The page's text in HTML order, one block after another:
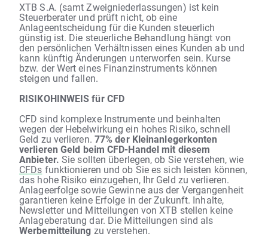
XTB S.A. (samt Zweigniederlassungen) ist kein
Steuerberater und prüft nicht, ob eine
Anlageentscheidung für die Kunden steuerlich
günstig ist. Die steuerliche Behandlung hängt von
den persönlichen Verhältnissen eines Kunden ab und
kann künftig Änderungen unterworfen sein. Kurse
bzw. der Wert eines Finanzinstruments können
steigen und fallen.
RISIKOHINWEIS für CFD
CFD sind komplexe Instrumente und beinhalten
wegen der Hebelwirkung ein hohes Risiko, schnell
Geld zu verlieren. 77% der Kleinanlegerkonten
verlieren Geld beim CFD-Handel mit diesem
Anbieter. Sie sollten überlegen, ob Sie verstehen, wie
CFDs funktionieren und ob Sie es sich leisten können,
das hohe Risiko einzugehen, Ihr Geld zu verlieren.
Anlageerfolge sowie Gewinne aus der Vergangenheit
garantieren keine Erfolge in der Zukunft. Inhalte,
Newsletter und Mitteilungen von XTB stellen keine
Anlageberatung dar. Die Mitteilungen sind als
Werbemitteilung zu verstehen.